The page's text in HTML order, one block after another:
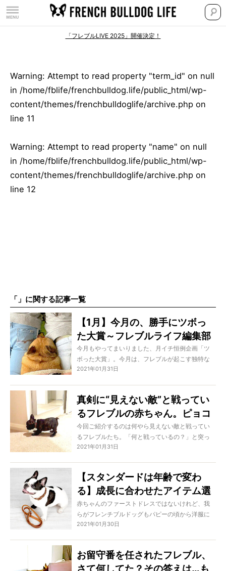
「フレブルLIVE 2025」開催決定！
Warning: Attempt to read property "term_id" on null
in /home/fblife/frenchbulldog.life/public_html/wp-
content/themes/frenchbulldoglife/archive.php on
line 11
Warning: Attempt to read property "name" on null
in /home/fblife/frenchbulldog.life/public_html/wp-
content/themes/frenchbulldoglife/archive.php on
line 12
「」に関する記事一覧
【1月】今月の、勝手にツボっ
た大賞～フレブルライフ編集部
厳選～
今月もやってまいりました、月イチ恒例企画「ツ
ボった大賞」。今月は、フレブルが起こす独特な
奇跡、そして愛くるしさに哀愁に…と、彼らのいろ
2021年01月31日
真剣に“見えない敵”と戦ってい
るフレブルの赤ちゃん。ピョコ
ピョコ跳ねてヨチヨチダッシ
ュ…って微笑ましさが神。【動
今回ご紹介するのは何やら見えない敵と戦ってい
るフレブルたち。「何と戦っているの？」と突っ
込みたくなるパピーのやんちゃな姿やら、はたま
うぞ、微笑ましい一コマをご覧ください！
2021年01月31日
【スタンダードは年齢で変わ
る】成長に合わせたアイテム選
びで愛ブヒの定番をアップデー
トして！ [特集：ミドルシニア
赤ちゃんのファーストドレスではないけれど、我
らがフレンチブルドッグもパピーの頃から洋服に
親しんだ子が大多数かと思います。実際にフレブ
ようがありません。しかし、フレブルも私たち同
様に加齢と共に肌質や代謝機能に変化が起き、今
2021年01月30日
お留守番を任されたフレブル、
さて何してた？その答えは…も